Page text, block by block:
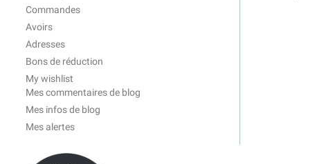
Commandes
Avoirs
Adresses
Bons de réduction
My wishlist
Mes commentaires de blog
Mes infos de blog
Mes alertes